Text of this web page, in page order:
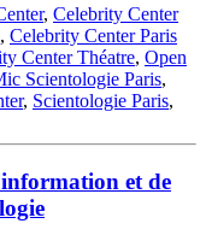
, Celebrity Center
, Celebrity Center Paris
Center Théatre, Open
Scientologie Paris,
, Scientologie Paris,
et de